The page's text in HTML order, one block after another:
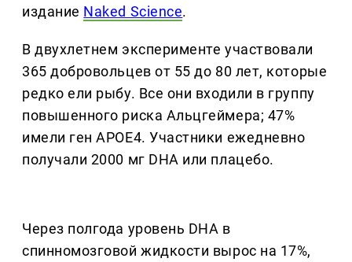
издание Naked Science.
В двухлетнем эксперименте участвовали
365 добровольцев от 55 до 80 лет, которые
редко ели рыбу. Все они входили в группу
повышенного риска Альцгеймера; 47%
имели ген APOE4. Участники ежедневно
получали 2000 мг DHA или плацебо.
Через полгода уровень DHA в
спинномозговой жидкости вырос на 17%,